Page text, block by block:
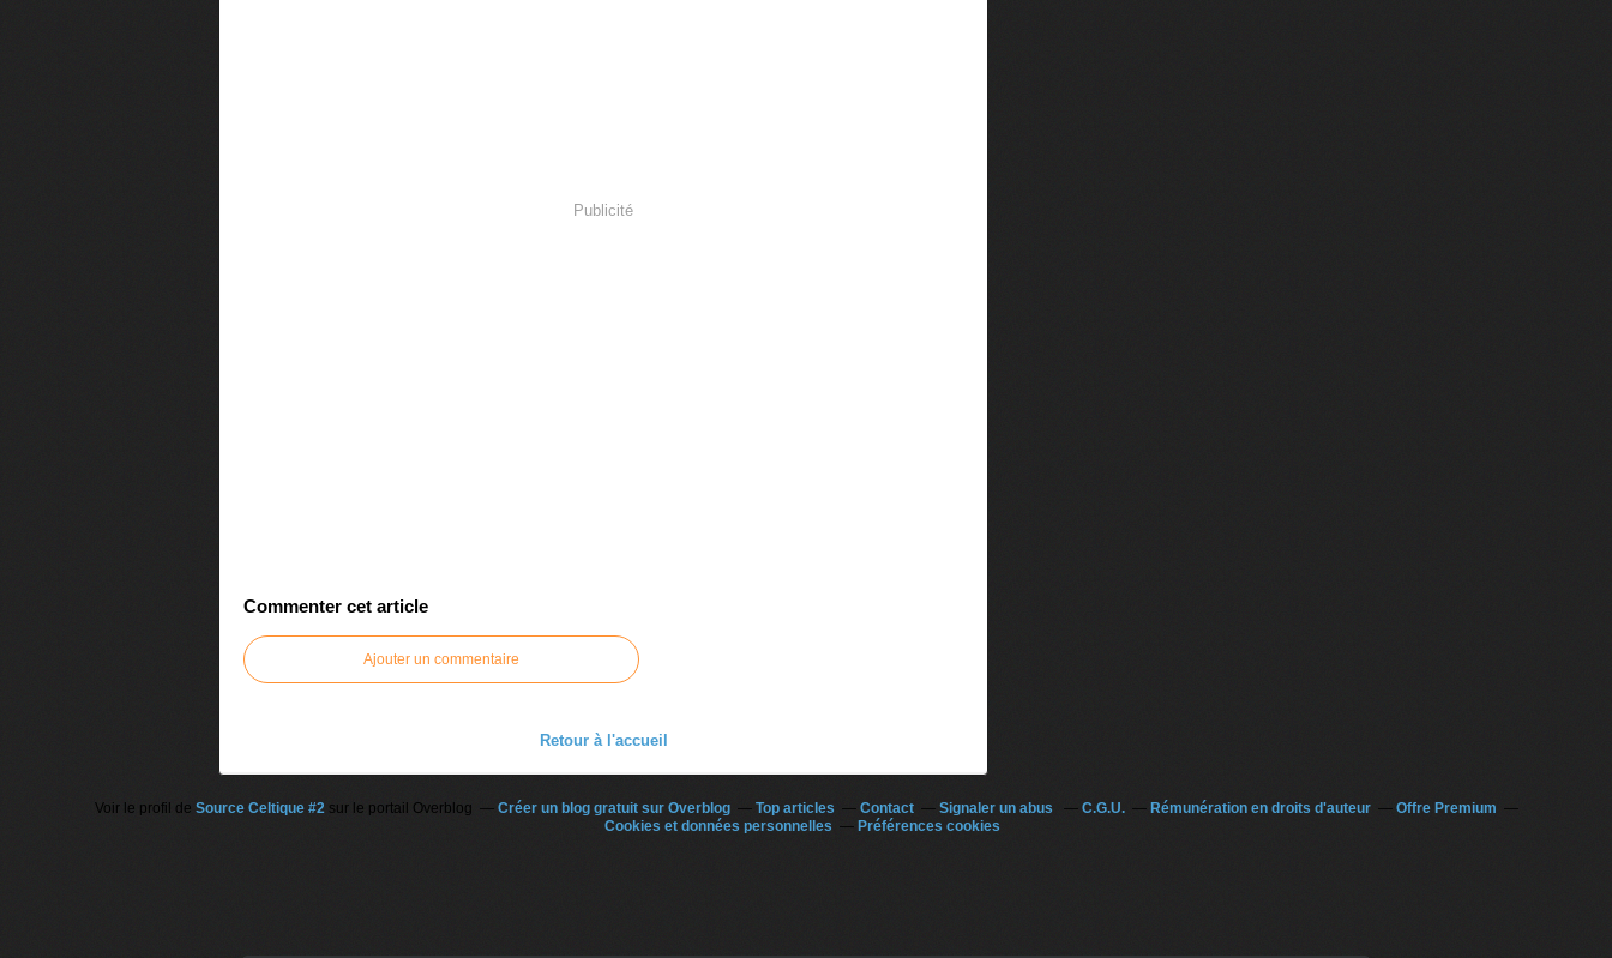
Publicité
Commenter cet article
Ajouter un commentaire
Retour à l'accueil
Voir le profil de Source Celtique #2 sur le portail Overblog Créer un blog gratuit sur Overblog Top articles Contact Signaler un abus C.G.U. Rémunération en droits d'auteur
Offre Premium
Cookies et données personnelles
Préférences cookies